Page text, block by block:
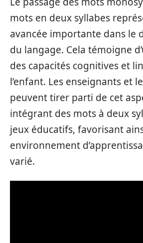
mots en deux syllabes
avancée importante dans le
du langage. Cela témoigne
des capacités cognitives et
l’enfant. Les enseignants et
peuvent tirer parti de cet
intégrant des mots à deux
jeux éducatifs, favorisant
environnement
varié.